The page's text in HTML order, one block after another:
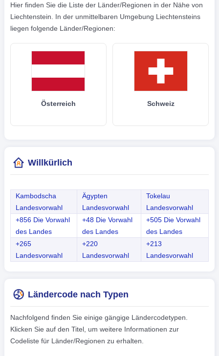
Hier finden Sie die Liste der Länder/Regionen in der Nähe von
Liechtenstein. In der unmittelbaren Umgebung Liechtensteins
liegen folgende Länder/Regionen:
Österreich Schweiz
Willkürlich
Kambodscha
Landesvorwahl
Ägypten
Landesvorwahl
Tokelau
Landesvorwahl
+856 Die Vorwahl
des Landes
+48 Die Vorwahl
des Landes
+505 Die Vorwahl
des Landes
+265
Landesvorwahl
+220
Landesvorwahl
+213
Landesvorwahl
Ländercode nach Typen
Nachfolgend finden Sie einige gängige Ländercodetypen.
Klicken Sie auf den Titel, um weitere Informationen zur
Codeliste für Länder/Regionen zu erhalten.